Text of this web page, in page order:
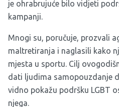
je ohrabrujuće bilo vidjeti
kampanji.
Mnogi su, poručuje, prozvali
maltretiranja i naglasili kako
mjesta u sportu. Cilj
dati ljudima samopouzdanje
vidno pokažu podršku LGBT
njega.